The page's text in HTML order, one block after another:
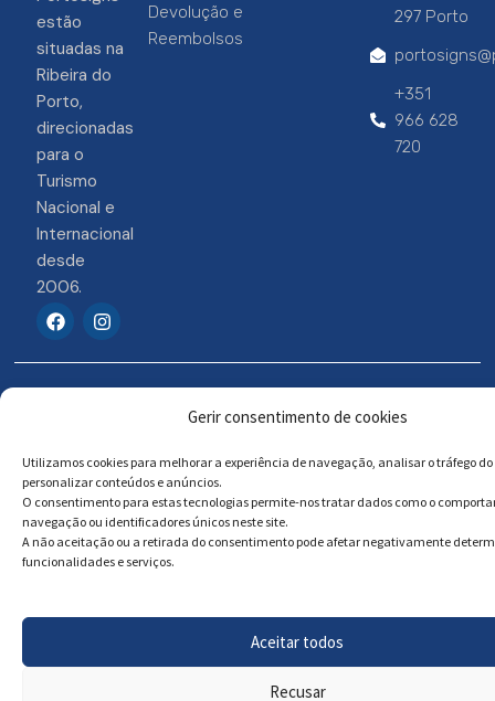
Gerir consentimento de cookies
Utilizamos cookies para melhorar a experiência de navegação, analisar o tráfego do
personalizar conteúdos e anúncios.
O consentimento para estas tecnologias permite-nos tratar dados como o
navegação ou identificadores únicos neste site.
A não aceitação ou a retirada do consentimento pode afetar negativamente
funcionalidades e serviços.
Aceitar todos
Recusar
estão
situadas na
Ribeira do
Porto,
direcionadas
para o
Turismo
Nacional e
Internacional
desde
2006.
F
a
e
b
I
n
t
a
m
Devolução e
Reembolsos
297 Porto
+351
966 628
720
Powered byMegastock Informática